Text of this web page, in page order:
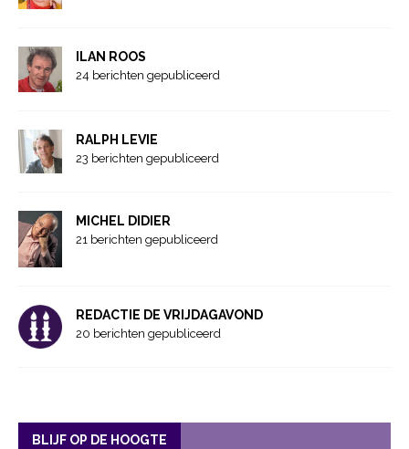
ILAN ROOS
24 berichten gepubliceerd
RALPH LEVIE
23 berichten gepubliceerd
MICHEL DIDIER
21 berichten gepubliceerd
REDACTIE DE VRIJDAGAVOND
20 berichten gepubliceerd
BLIJF OP DE HOOGTE